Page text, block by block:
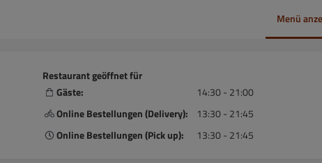
Menü
Restaurant geöffnet für
Gäste:
14:30 - 21:00
Online Bestellungen (Delivery):
13:30 - 21:45
Online Bestellungen (Pick up):
13:30 - 21:45